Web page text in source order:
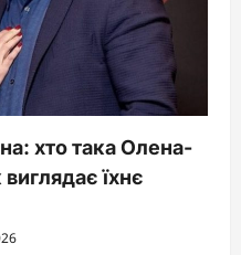
хто така Олена-
їхнє